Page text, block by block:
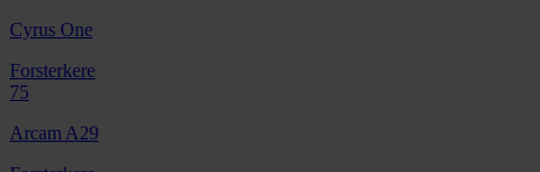
Cyrus One
Forsterkere
75
Arcam A29